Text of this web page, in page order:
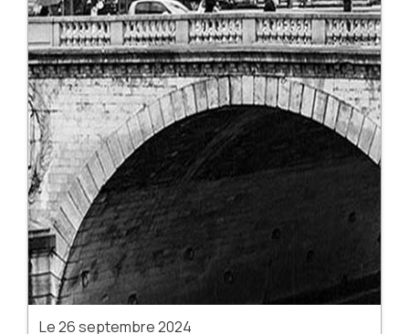
Le26 septembre 2024